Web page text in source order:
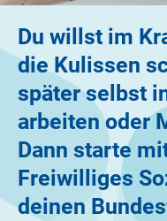
Du willst im
die Kulissen
später selbst
arbeiten oder
Dann starte
Freiwilliges
deinen